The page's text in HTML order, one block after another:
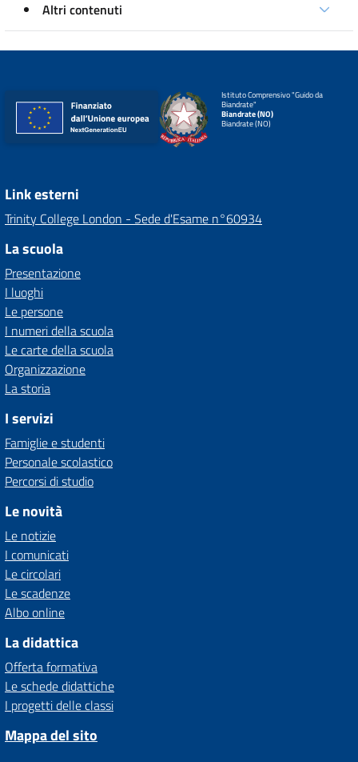
Altri contenuti
Istituto Comprensivo "Guido da
Biandrate"
Biandrate (NO)
Biandrate (NO)
Link esterni
Trinity College London - Sede d'Esame n°60934
La scuola
Presentazione
I luoghi
Le persone
I numeri della scuola
Le carte della scuola
Organizzazione
La storia
I servizi
Famiglie e studenti
Personale scolastico
Percorsi di studio
Le novità
Le notizie
I comunicati
Le circolari
Le scadenze
Albo online
La didattica
Offerta formativa
Le schede didattiche
I progetti delle classi
Mappa del sito